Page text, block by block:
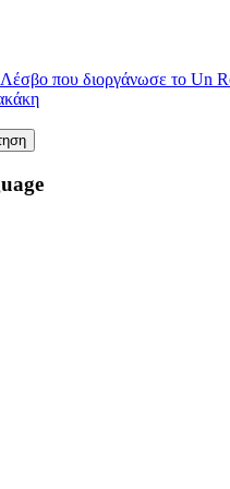
που διοργάνωσε το Un